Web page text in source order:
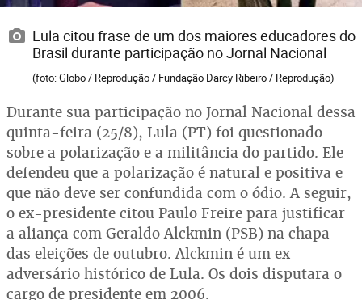
Lula citou frase de um dos maiores educadores do
Brasil durante participação no Jornal Nacional
(foto: Globo / Reprodução / Fundação Darcy Ribeiro / Reprodução)
Durante sua participação no Jornal Nacional dessa
quinta-feira (25/8), Lula (PT) foi questionado
sobre a polarização e a militância do partido. Ele
defendeu que a polarização é natural e positiva e
que não deve ser confundida com o ódio. A seguir,
o ex-presidente citou Paulo Freire para justificar
a aliança com Geraldo Alckmin (PSB) na chapa
das eleições de outubro. Alckmin é um ex-
adversário histórico de Lula. Os dois disputara o
cargo de presidente em 2006.